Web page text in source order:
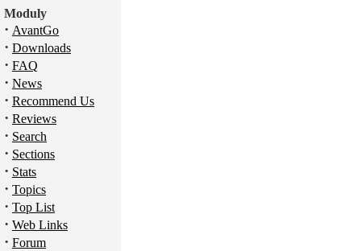
Moduly
· AvantGo
· Downloads
· FAQ
· News
· Recommend Us
· Reviews
· Search
· Sections
· Stats
· Topics
· Top List
· Web Links
· Forum